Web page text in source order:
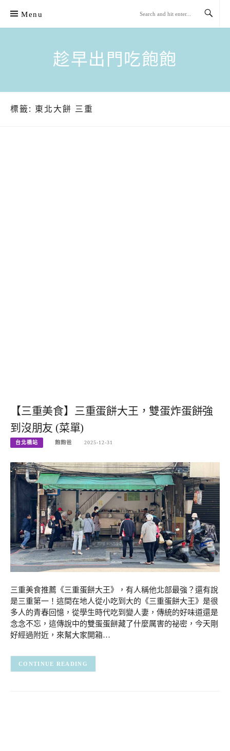
content
Menu
趁早出門吃飽飽
標籤: 東北大餅 三重
【三重美食】三重蛋餅大王，雙蛋炸蛋餅強
到沒朋友 (菜單)
台北橋站 飽飽爸 2025-12-31
三重美食推薦《三重蛋餅大王》，有人稱他北部最強？還有說
是三重第一！這間在地人從小吃到大的《三重蛋餅大王》是很
多人的青春回憶，從學生時代吃到變人妻，傳統的好味道還是
念念不忘，這傳說中的雙蛋蛋餅藏了什麼厲害的祕密，今天剛
好經過附近，來幫大家開箱…
CONTINUE READING